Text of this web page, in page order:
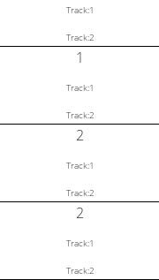
Track:1
Track:2
1
Track:1
Track:2
2
Track:1
Track:2
2
Track:1
Track:2